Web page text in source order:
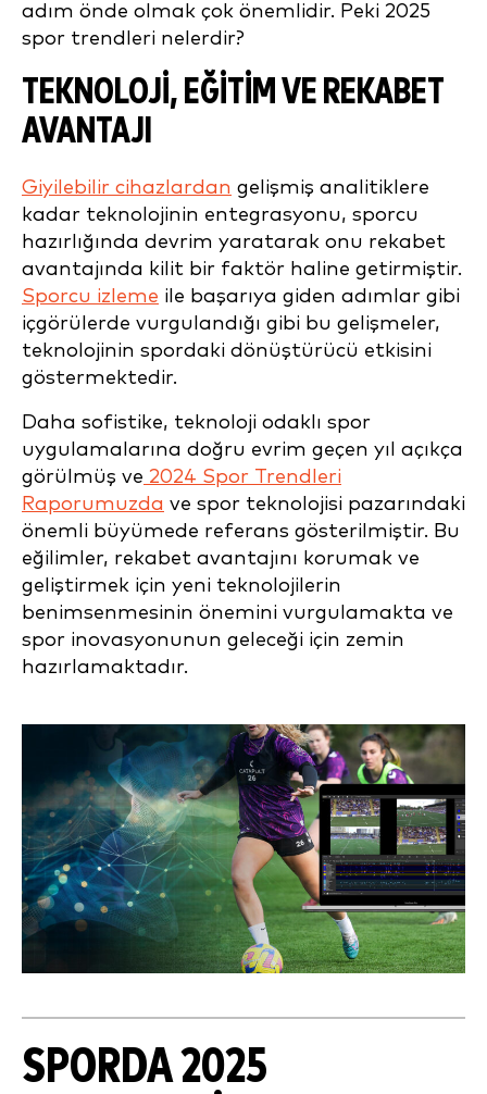
adım önde olmak çok önemlidir. Peki 2025
spor trendleri nelerdir?
TEKNOLOJI, EĞITIM VE REKABET
AVANTAJI
Giyilebilir cihazlardan gelişmiş analitiklere
kadar teknolojinin entegrasyonu, sporcu
hazırlığında devrim yaratarak onu rekabet
avantajında kilit bir faktör haline getirmiştir.
Sporcu izleme ile başarıya giden adımlar gibi
içgörülerde vurgulandığı gibi bu gelişmeler,
teknolojinin spordaki dönüştürücü etkisini
göstermektedir.
Daha sofistike, teknoloji odaklı spor
uygulamalarına doğru evrim geçen yıl açıkça
görülmüş ve 2024 Spor Trendleri
Raporumuzda ve spor teknolojisi pazarındaki
önemli büyümede referans gösterilmiştir. Bu
eğilimler, rekabet avantajını korumak ve
geliştirmek için yeni teknolojilerin
benimsenmesinin önemini vurgulamakta ve
spor inovasyonunun geleceği için zemin
hazırlamaktadır.
SPORDA 2025